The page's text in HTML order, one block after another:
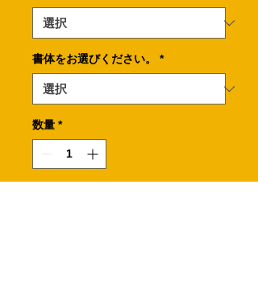
書体をお選びください。 *
数量 *